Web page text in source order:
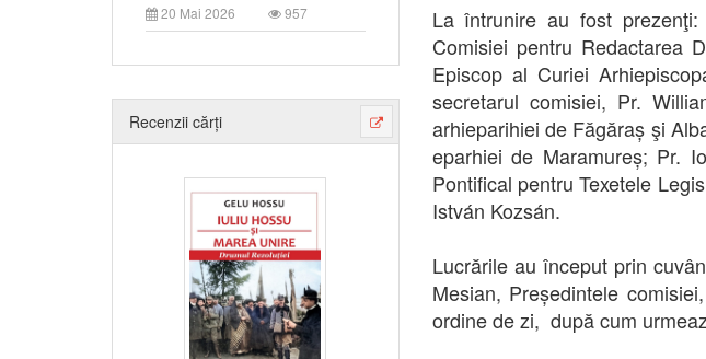
20 Mai 2026 957
Recenzii cărți
La întrunire au fost
Comisiei pentru Redactarea
Episcop al Curiei
secretarul comisiei, Pr.
arhieparihiei de Făgăraș şi
eparhiei de Maramureș; Pr.
Pontifical pentru Texetele
István Kozsán.
Lucrările au început prin
Mesian, Președintele
ordine de zi, după cum